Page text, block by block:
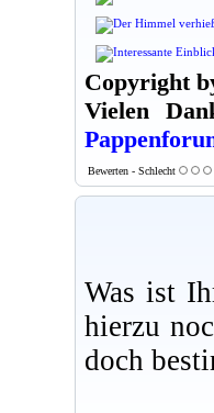
Copyright
Vielen
Bewerten - Schlecht
Was ist
hierzu
doch